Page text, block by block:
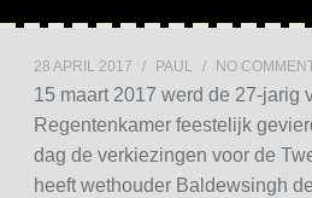
28 APRIL 2017 / PAUL / NO
15 maart 2017 werd de 27-jarig
Regentenkamer feestelijk
dag de verkiezingen voor de
heeft wethouder Baldewsingh